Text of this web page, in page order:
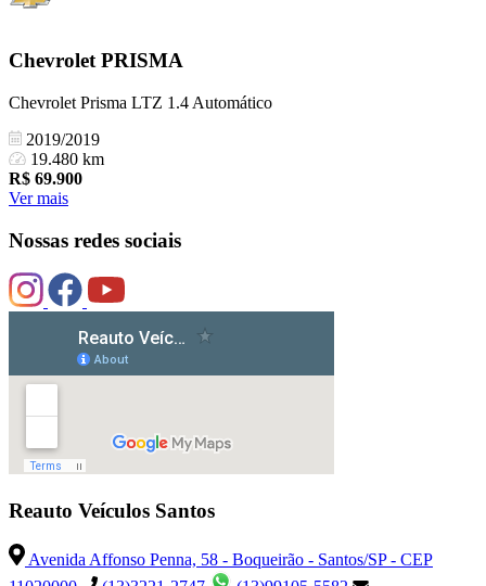
Chevrolet PRISMA
Chevrolet Prisma LTZ 1.4 Automático
2019/2019
19.480 km
R$ 69.900
Ver mais
Nossas redes sociais
Reauto Veículos Santos
Avenida Affonso Penna, 58 - Boqueirão - Santos/SP - CEP